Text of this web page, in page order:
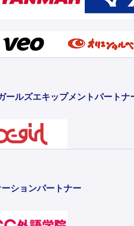
ールズエキップメントパートナ
ションパートナー